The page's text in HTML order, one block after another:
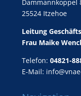
Dammannkoppel
25524 Itzehoe
Leitung
Frau Maike
Telefon: 04821-
E-Mail: